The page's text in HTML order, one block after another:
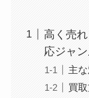
高く売
応ジャン
主
買